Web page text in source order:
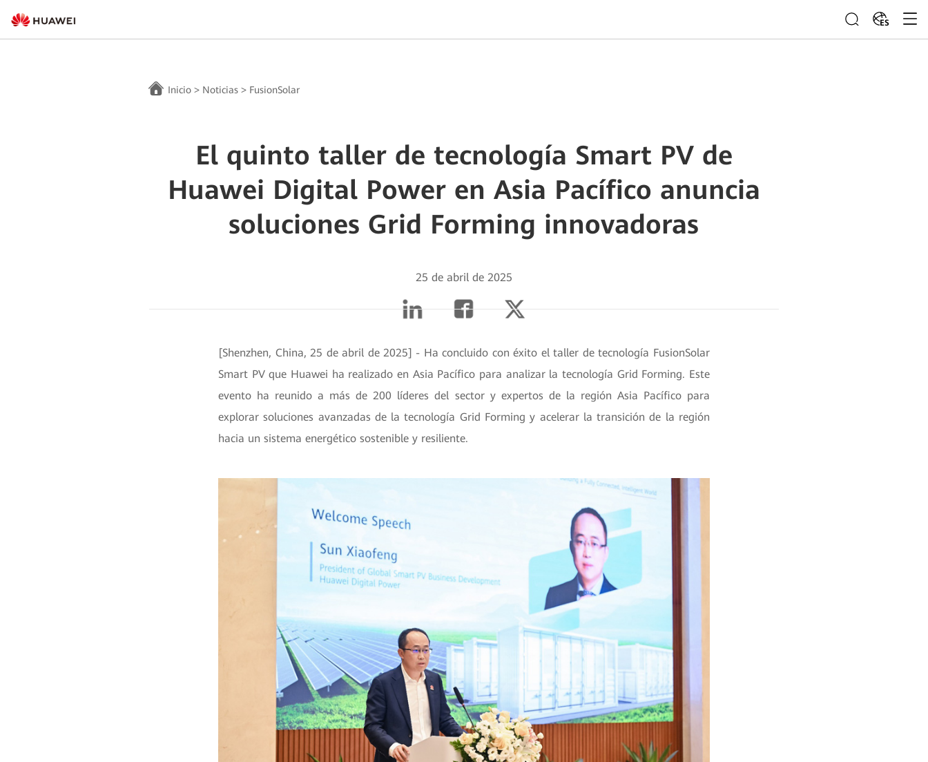
ES
Inicio > Noticias > FusionSolar
El quinto taller de tecnología Smart PV de
Huawei Digital Power en Asia Pacífico anuncia
soluciones Grid Forming innovadoras
25 de abril de 2025
[Shenzhen, China, 25 de abril de 2025] - Ha concluido con éxito el taller de tecnología FusionSolar
Smart PV que Huawei ha realizado en Asia Pacífico para analizar la tecnología Grid Forming. Este
evento ha reunido a más de 200 líderes del sector y expertos de la región Asia Pacífico para
explorar soluciones avanzadas de la tecnología Grid Forming y acelerar la transición de la región
hacia un sistema energético sostenible y resiliente.